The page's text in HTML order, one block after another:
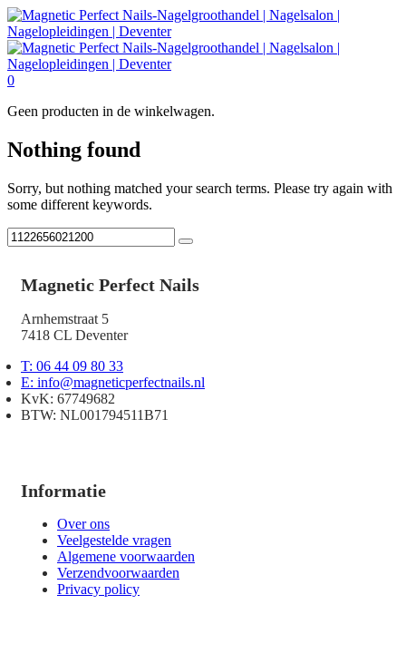
0
Geen producten in de winkelwagen.
Nothing found
Sorry, but nothing matched your search terms. Please try again with
some different keywords.
Magnetic Perfect Nails
Arnhemstraat 5
7418 CL Deventer
T: 06 44 09 80 33
E: info@magneticperfectnails.nl
KvK: 67749682
BTW: NL001794511B71
Informatie
Over ons
Veelgestelde vragen
Algemene voorwaarden
Verzendvoorwaarden
Privacy policy